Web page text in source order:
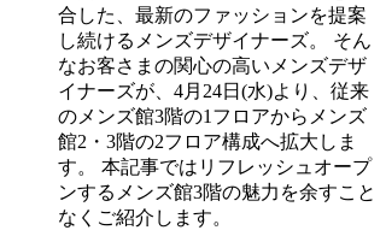
合した、最新のファッションを提案
し続けるメンズデザイナーズ。 そん
なお客さまの関心の高いメンズデザ
イナーズが、4月24日(水)より、従来
のメンズ館3階の1フロアからメンズ
館2・3階の2フロア構成へ拡大しま
す。 本記事ではリフレッシュオープ
ンするメンズ館3階の魅力を余すこと
なくご紹介します。